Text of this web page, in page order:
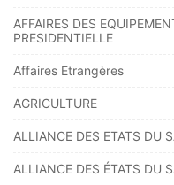
AFFAIRES DES
PRESIDENTIELLE
Affaires Etrangères
AGRICULTURE
ALLIANCE DES ETATS DU
ALLIANCE DES ÉTATS DU